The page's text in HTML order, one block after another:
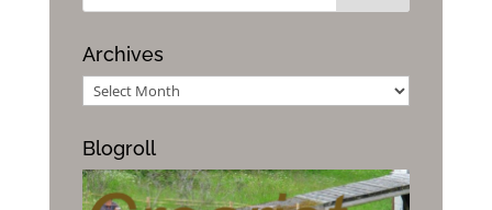
Archives
Archives
Blogroll